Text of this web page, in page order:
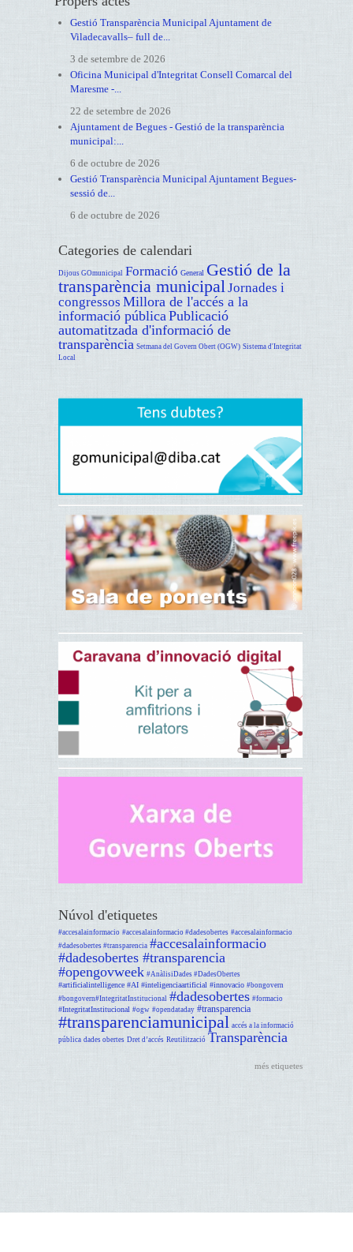
Gestió Transparència Municipal Ajuntament de
Viladecavalls– full de...
3 de setembre de 2026
Oficina Municipal d'Integritat Consell Comarcal del
Maresme -...
22 de setembre de 2026
Ajuntament de Begues - Gestió de la transparència
municipal:...
6 de octubre de 2026
Gestió Transparència Municipal Ajuntament Begues-
sessió de...
6 de octubre de 2026
Categories de calendari
Dijous GOmunicipal Formació General Gestió de la
transparència municipal Jornades i
congressos Millora de l'accés a la
informació pública Publicació
automatitzada d'informació de
transparència Setmana del Govern Obert (OGW) Sistema d'Integritat
Local
Núvol d'etiquetes
#accesalainformacio #accesalainformacio #dadesobertes #accesalainformacio
#dadesobertes #transparencia #accesalainformacio
#dadesobertes #transparencia
#opengovweek #AnàlisiDades #DadesObertes
#artificialintelligence #AI #inteligenciaartificial #innovacio #bongovern
#bongovern#IntegritatInstitucional #dadesobertes #formacio
#IntegritatInstitucional #ogw #opendataday #transparencia
#transparenciamunicipal accés a la informació
pública dades obertes Dret d’accés Reutilització Transparència
més etiquetes